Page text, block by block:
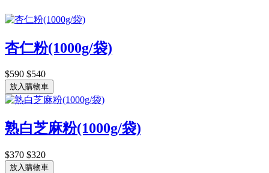
杏仁粉(1000g/袋)
$590 $540
放入購物車
熟白芝麻粉(1000g/袋)
$370 $320
放入購物車